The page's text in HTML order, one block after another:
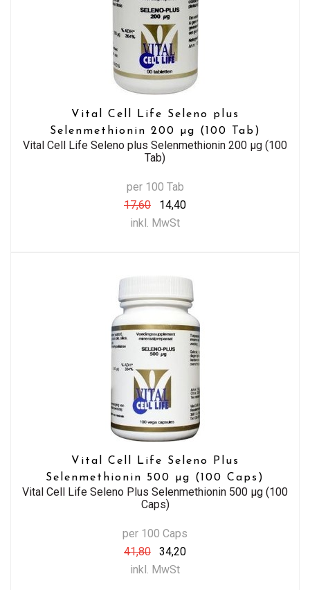
Vital Cell Life Seleno plus
Selenmethionin 200 µg (100 Tab)
Vital Cell Life Seleno plus Selenmethionin 200 µg (100
Tab)
per 100 Tab
17,60
14,40
inkl. MwSt
Vital Cell Life Seleno Plus
Selenmethionin 500 µg (100 Caps)
Vital Cell Life Seleno Plus Selenmethionin 500 µg (100
Caps)
per 100 Caps
41,80
34,20
inkl. MwSt